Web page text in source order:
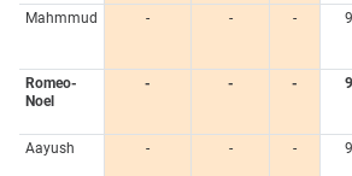
Mahmmud
- - -
Romeo-
Noel
- - -
Aayush
- - -